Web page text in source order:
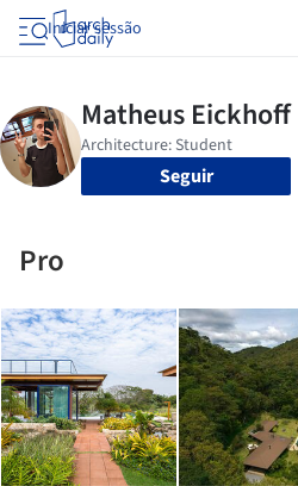
Iniciar sessão
Seguir
Pro